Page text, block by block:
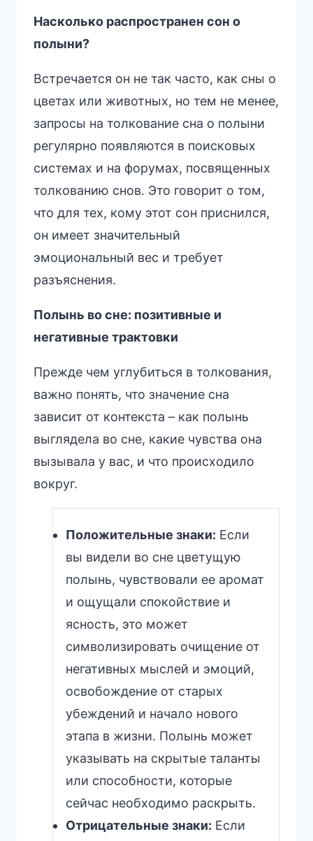
Насколько распространен сон о
полыни?
Встречается он не так часто, как сны о
цветах или животных, но тем не менее,
запросы на толкование сна о полыни
регулярно появляются в поисковых
системах и на форумах, посвященных
толкованию снов. Это говорит о том,
что для тех, кому этот сон приснился,
он имеет значительный
эмоциональный вес и требует
разъяснения.
Полынь во сне: позитивные и
негативные трактовки
Прежде чем углубиться в толкования,
важно понять, что значение сна
зависит от контекста – как полынь
выглядела во сне, какие чувства она
вызывала у вас, и что происходило
вокруг.
Положительные знаки: Если
вы видели во сне цветущую
полынь, чувствовали ее аромат
и ощущали спокойствие и
ясность, это может
символизировать очищение от
негативных мыслей и эмоций,
освобождение от старых
убеждений и начало нового
этапа в жизни. Полынь может
указывать на скрытые таланты
или способности, которые
сейчас необходимо раскрыть.
Отрицательные знаки: Если